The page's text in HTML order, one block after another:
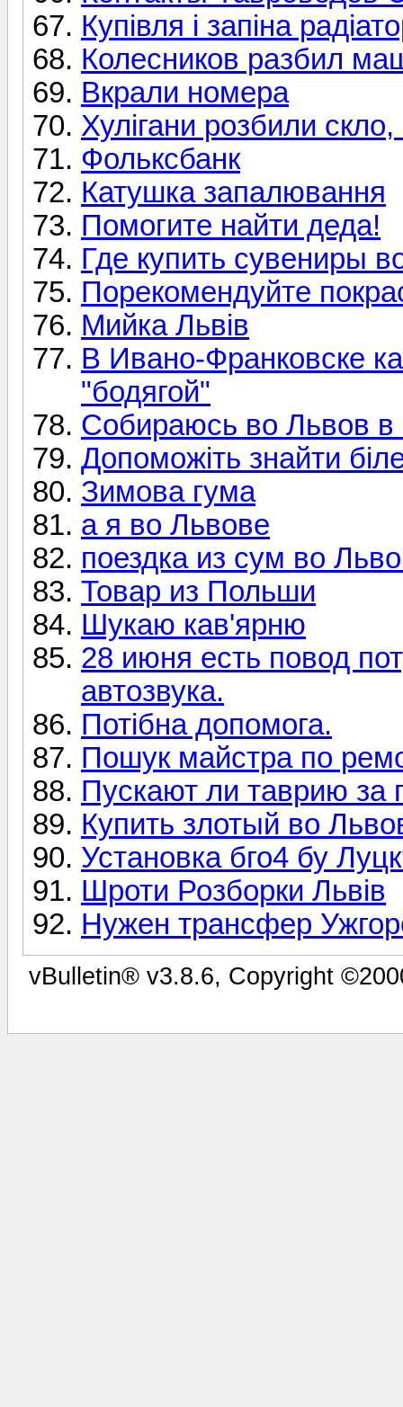
Купівля і запіна
Колесников разбил
Вкрали номера
Хулігани розбили скло,
Фольксбанк
Катушка запалювання
Помогите найти деда!
Где купить сувениры
Порекомендуйте
Мийка Львів
В Ивано-Франковске
"бодягой"
Собираюсь во Львов в
Допоможіть знайти
Зимова гума
а я во Львове
поездка из сум во
Товар из Польши
Шукаю кав'ярню
28 июня есть повод
автозвука.
Потібна допомога.
Пошук майстра по
Пускают ли таврию за
Купить злотый во
Установка бго4 бу
Шроти Розборки Львів
Нужен трансфер
vBulletin® v3.8.6, Copyright